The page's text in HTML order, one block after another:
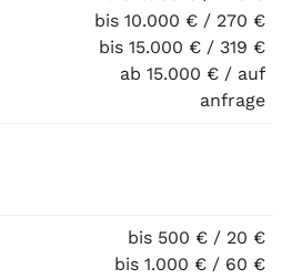
bis 10.000 € / 270 €
bis 15.000 € / 319 €
ab 15.000 € / auf
anfrage
bis 500 € / 20 €
bis 1.000 € / 60 €